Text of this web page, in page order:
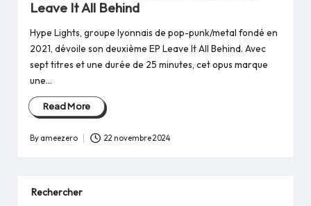
Leave It All Behind
Hype Lights, groupe lyonnais de pop-punk/metal fondé en
2021, dévoile son deuxième EP Leave It All Behind. Avec
sept titres et une durée de 25 minutes, cet opus marque
une…
Read More
Posted
By ameezero 22 novembre 2024
Rechercher